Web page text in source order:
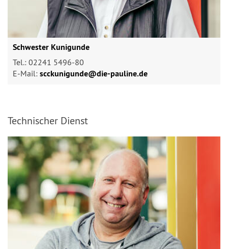
Schwester Kunigunde
Tel.: 02241 5496-80
E-Mail: scckunigunde@​die-pauline.de
Technischer Dienst